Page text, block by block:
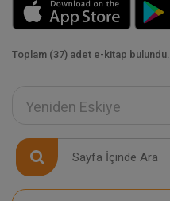
Toplam (37) adet e-kitap bulundu.
Yeniden Eskiye